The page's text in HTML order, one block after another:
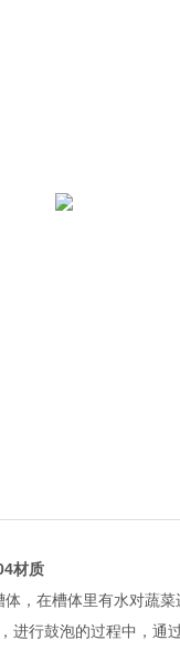
材质
，在槽体里有水对蔬
进行鼓泡的过程中，